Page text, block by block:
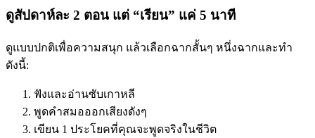
ดูสัปดาห์ละ 2 ตอน แต่ “เรียน” แค่ 5 นาที
ดูแบบปกติเพื่อความสนุก แล้วเลือกฉากสั้นๆ หนึ่งฉากและทำ
ดังนี้:
ฟังและอ่านซับเกาหลี
พูดคำสมอออกเสียงดังๆ
เขียน 1 ประโยคที่คุณจะพูดจริงในชีวิต